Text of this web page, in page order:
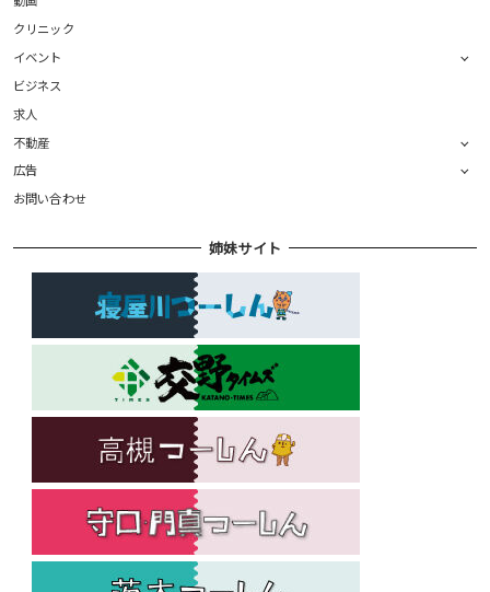
クリニック
イベント
ビジネス
求人
不動産
広告
お問い合わせ
姉妹サイト